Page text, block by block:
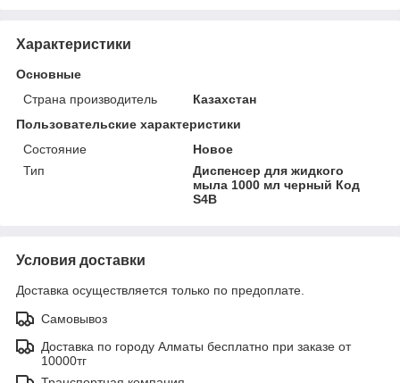
Характеристики
Основные
Страна производитель
Казахстан
Пользовательские характеристики
Состояние
Новое
Тип
Диспенсер для жидкого
мыла 1000 мл черный Код
S4В
Условия доставки
Доставка осуществляется только по предоплате.
Самовывоз
Доставка по городу Алматы бесплатно при заказе от
10000тг